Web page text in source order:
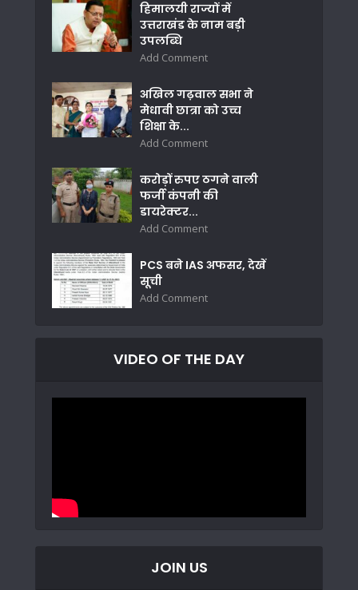
हिमालयी राज्यों में
उत्तराखंड के नाम बड़ी
उपलब्धि
Add Comment
अखिल गढ़वाल सभा ने
मेधावी छात्रा को उच्च
शिक्षा के...
Add Comment
करोड़ों रुपए ठगने वाली
फर्जी कंपनी की
डायरेक्टर...
Add Comment
PCS बने IAS अफसर, देखें
सूची
Add Comment
VIDEO OF THE DAY
JOIN US